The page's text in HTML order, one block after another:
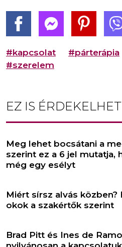
#kapcsolat #párterápia
#szerelem
EZ IS ÉRDEKELHET
Meg lehet bocsátani a
szerint ez a 6 jel mutatja,
még egy esélyt
Miért sírsz alvás közben?
okok a szakértők szerint
Brad Pitt és Ines de